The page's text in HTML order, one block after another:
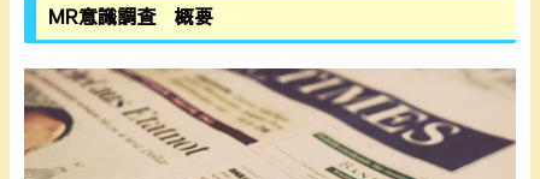
MR意識調査 概要